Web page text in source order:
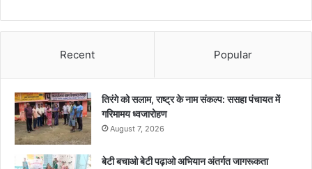
Recent Popular
तिरंगे को सलाम, राष्ट्र के नाम संकल्प: ससहा पंचायत में
गरिमामय ध्वजारोहण
August 7, 2026
बेटी बचाओ बेटी पढ़ाओ अभियान अंतर्गत जागरूकता